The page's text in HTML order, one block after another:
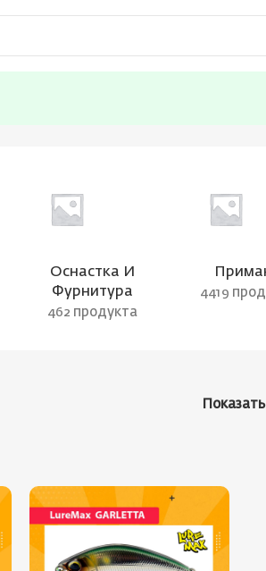
Оснастка И
Фурнитура
462 продукта
4419
Показать